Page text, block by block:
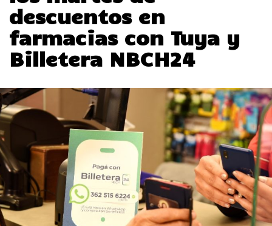
descuentos en
farmacias con Tuya y
Billetera NBCH24